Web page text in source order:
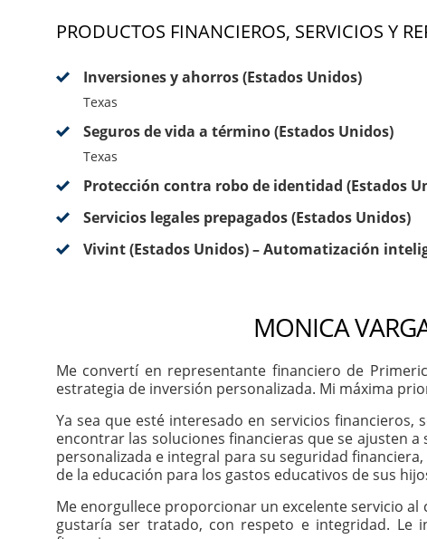
PRODUCTOS FINANCIEROS, SERVICIOS Y
Inversiones y ahorros (Estados Unidos)
Texas
Seguros de vida a término (Estados Unidos)
Texas
Protección contra robo de identidad (Estados
Servicios legales prepagados (Estados Unidos)
Vivint (Estados Unidos) – Automatización
MONICA
Me convertí en representante financiero de
estrategia de inversión personalizada. Mi máxima
Ya sea que esté interesado en servicios
encontrar las soluciones financieras que se ajusten
personalizada e integral para su seguridad
de la educación para los gastos educativos de sus
Me enorgullece proporcionar un excelente servicio
gustaría ser tratado, con respeto e integridad. Le